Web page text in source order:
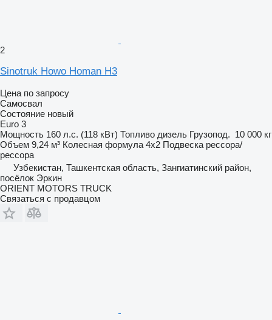
2
Sinotruk Howo Homan H3
Цена по запросу
Самосвал
Состояние новый
Euro 3
Мощность 160 л.с. (118 кВт) Топливо дизель Грузопод. 10 000 кг
Объем 9,24 м³ Колесная формула 4x2 Подвеска рессора/
рессора
Узбекистан, Ташкентская область, Зангиатинский район,
посёлок Эркин
ORIENT MOTORS TRUCK
Связаться с продавцом